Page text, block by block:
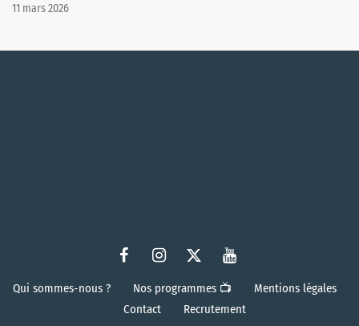
11 mars 2026
Qui sommes-nous ? Nos programmes 📺
Mentions légales
Contact
Recrutement